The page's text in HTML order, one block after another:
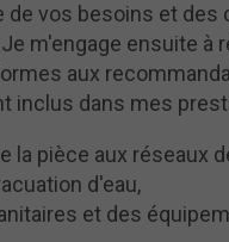
de vos besoins et des
m'engage ensuite à
aux
inclus dans mes
la pièce aux réseaux
d'eau,
et des